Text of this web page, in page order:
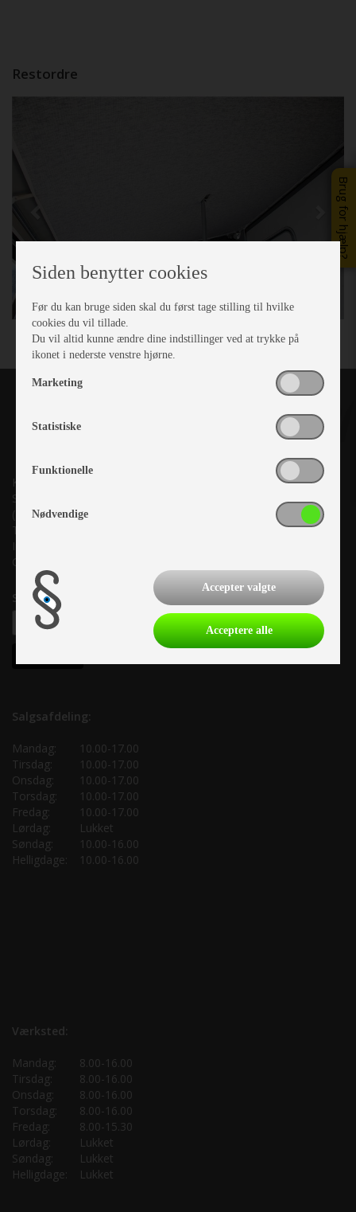
Brug for hjælp?
Restordre
Previous Next
Kronjyllands Camping Center A/S
Suderholmen 10, 8960 Randers SØ
(Lige ud til Grenåvej)
Tlf. +45 87 10 98 70
Info@as-kcc.dk
CVR: 33 38 77 33
Samtykke til nyhedsbrev
Salgsafdeling:
Mandag:
10.00-17.00
Tirsdag:
10.00-17.00
Onsdag:
10.00-17.00
Torsdag:
10.00-17.00
Fredag:
10.00-17.00
Lørdag:
Lukket
Søndag:
10.00-16.00
Helligdage:
10.00-16.00
Værksted:
Mandag:
8.00-16.00
Tirsdag:
8.00-16.00
Onsdag:
8.00-16.00
Torsdag:
8.00-16.00
Fredag:
8.00-15.30
Lørdag:
Lukket
Søndag:
Lukket
Helligdage:
Lukket
Siden benytter cookies
Før du kan bruge siden skal du først tage stilling til hvilke
cookies du vil tillade.
Du vil altid kunne ændre dine indstillinger ved at trykke på
ikonet i nederste venstre hjørne.
Marketing
Statistiske
Funktionelle
Nødvendige
Accepter valgte
Acceptere alle